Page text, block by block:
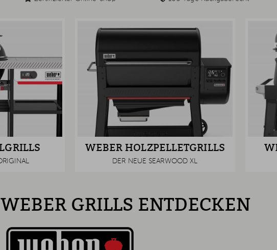
WEBER HOLZPELLETGRILLS
DER NEUE SEARWOOD XL
GRILLS ENTDECKEN